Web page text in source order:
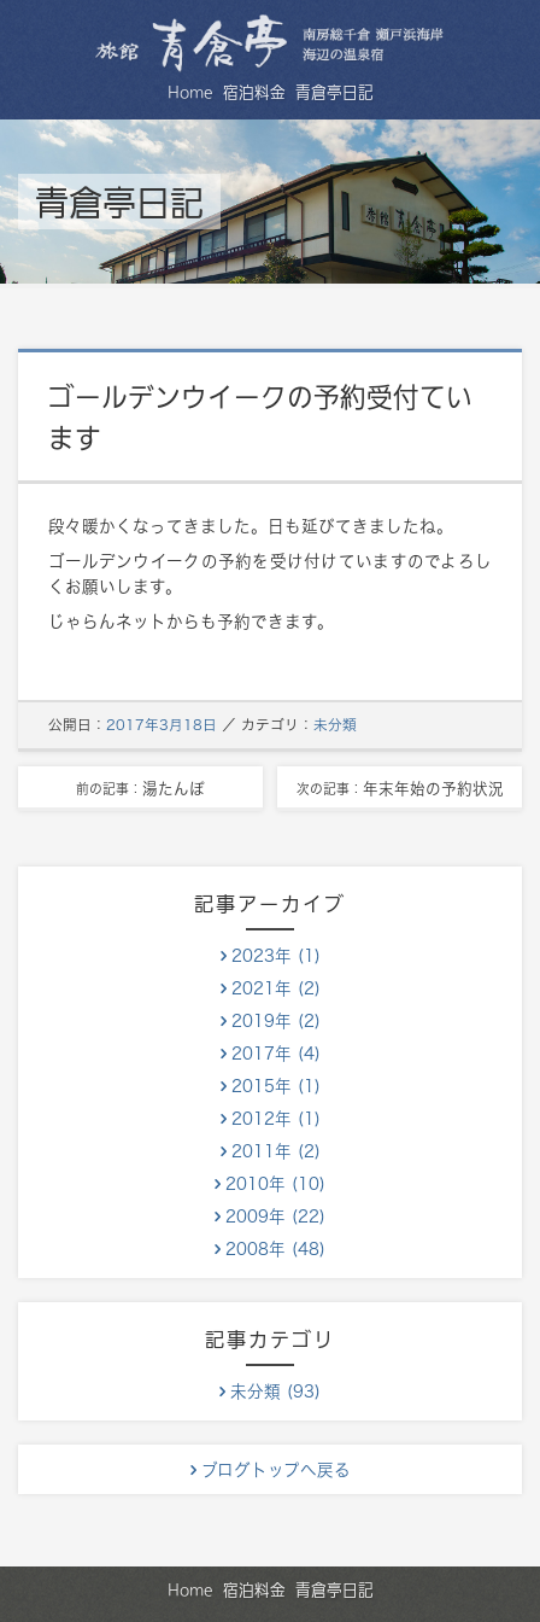
Home 宿泊料金 青倉亭日記
青倉亭日記
ゴールデンウイークの予約受付てい
ます
段々暖かくなってきました。日も延びてきましたね。
ゴールデンウイークの予約を受け付けていますのでよろし
くお願いします。
じゃらんネットからも予約できます。
公開日： 2017年3月18日 ／ カテゴリ： 未分類
前の記事： 湯たんぽ 次の記事： 年末年始の予約状況
記事アーカイブ
2023年 (1)
2021年 (2)
2019年 (2)
2017年 (4)
2015年 (1)
2012年 (1)
2011年 (2)
2010年 (10)
2009年 (22)
2008年 (48)
記事カテゴリ
未分類 (93)
ブログトップへ戻る
Home 宿泊料金 青倉亭日記